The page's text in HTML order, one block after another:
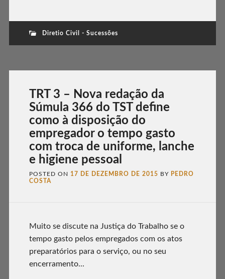
Diretio Civil - Sucessões
TRT 3 – Nova redação da
Súmula 366 do TST define
como à disposição do
empregador o tempo gasto
com troca de uniforme, lanche
e higiene pessoal
POSTED ON 17 DE DEZEMBRO DE 2015 BY PEDRO
COSTA
Muito se discute na Justiça do Trabalho se o
tempo gasto pelos empregados com os atos
preparatórios para o serviço, ou no seu
encerramento...